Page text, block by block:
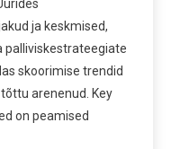
ja keskmised,
palliviskestrateegiate
skoorimise trendid
arenenud. Key
on peamised